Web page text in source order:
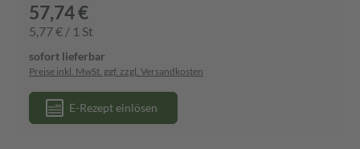
57,74 €
5,77 € / 1 St
sofort lieferbar
Preise inkl. MwSt. ggf. zzgl. Versandkosten
E-Rezept einlösen